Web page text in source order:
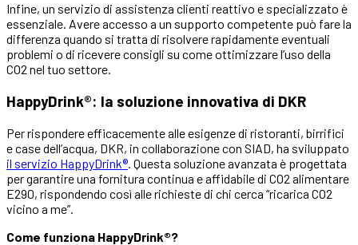
Infine, un servizio di assistenza clienti reattivo e specializzato è
essenziale. Avere accesso a un supporto competente può fare la
differenza quando si tratta di risolvere rapidamente eventuali
problemi o di ricevere consigli su come ottimizzare l’uso della
CO2 nel tuo settore.
HappyDrink®: la soluzione innovativa di DKR
Per rispondere efficacemente alle esigenze di ristoranti, birrifici
e case dell’acqua, DKR, in collaborazione con SIAD, ha sviluppato
il servizio HappyDrink® . Questa soluzione avanzata è progettata
per garantire una fornitura continua e affidabile di CO2 alimentare
E290, rispondendo così alle richieste di chi cerca “ricarica CO2
vicino a me”.
Come funziona HappyDrink®?